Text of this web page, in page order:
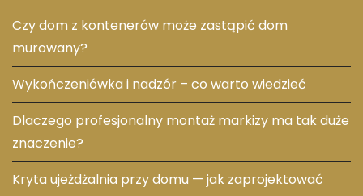
Czy dom z kontenerów może zastąpić dom
murowany?
Wykończeniówka i nadzór – co warto wiedzieć
Dlaczego profesjonalny montaż markizy ma tak duże
znaczenie?
Kryta ujeżdżalnia przy domu — jak zaprojektować